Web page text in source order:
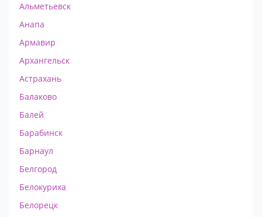
Альметьевск
Анапа
Армавир
Архангельск
Астрахань
Балаково
Балей
Барабинск
Барнаул
Белгород
Белокуриха
Белорецк